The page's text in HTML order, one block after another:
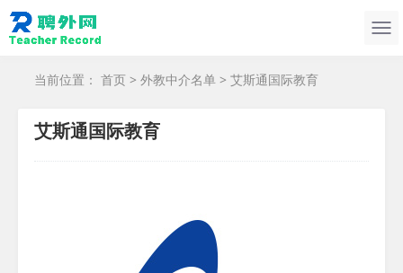
当前位置： 首页 > 外教中介名单 > 艾斯通国际教育
艾斯通国际教育